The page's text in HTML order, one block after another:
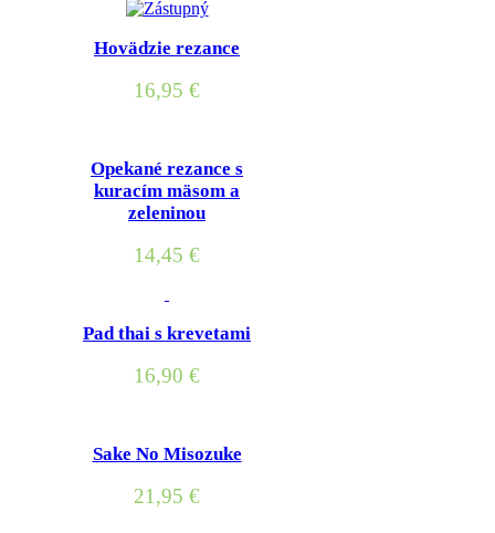
Hovädzie rezance
16,95 €
Opekané rezance s
kuracím mäsom a
zeleninou
14,45 €
Pad thai s krevetami
16,90 €
Sake No Misozuke
21,95 €